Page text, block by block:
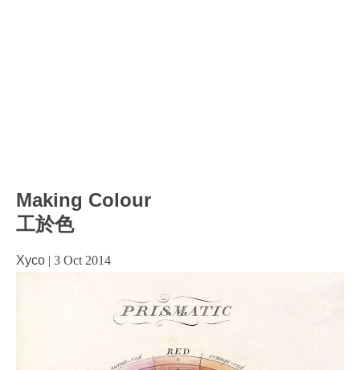
Making Colour
工於色
Xyco | 3 Oct 2014